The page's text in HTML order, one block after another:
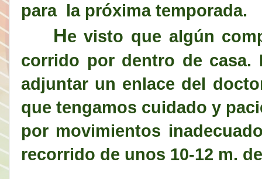
para la próxima temporada.
He visto que algún
corrido por dentro de
adjuntar un enlace del
que tengamos cuidado y
por movimientos
recorrido de unos 10-12 m.